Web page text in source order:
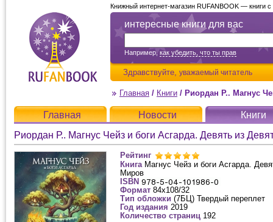
интересные книги для вас
Например,как убедить, что ты прав
Здравствуйте, уважаемый читатель
Книжный интернет-магазин RUFANBOOK — книги
Главная / Книги / Риордан Р.. Магнус
Главная Новости
Книги
Риордан Р.. Магнус Чейз и боги Асгарда. Девять из
Рейтинг
Книга Магнус Чейз и боги Асгарда.
Миров
ISBN
Формат 84x108/32
Тип обложки (7БЦ) Твердый переплет
Год издания 2019
Количество страниц 192